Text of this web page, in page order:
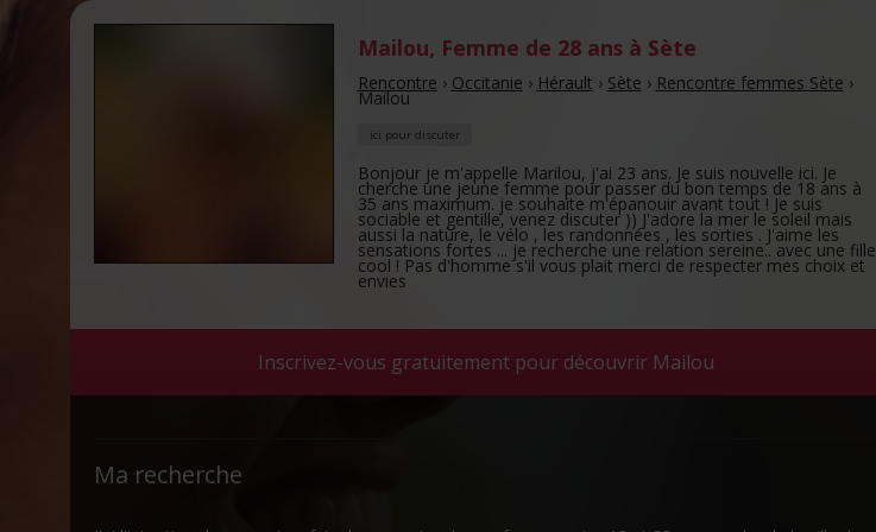
Mailou, Femme de 28 ansà Sète
Rencontre › Occitanie › Hérault › Sète › Rencontre femmes Sète ›
Mailou
ici pour discuter
Bonjour je m'appelle Marilou, j'ai 23 ans. Je suis nouvelle ici. Je
cherche une jeune femme pour passer du bon temps de 18 ans à
35 ans maximum. je souhaite m'épanouir avant tout ! Je suis
sociable et gentille, venez discuter )) J'adore la mer le soleil mais
aussi la nature, le vélo , les randonnées , les sorties . J'aime les
sensations fortes ... je recherche une relation sereine.. avec une fille
cool ! Pas d'homme s'il vous plait merci de respecter mes choix et
envies
Inscrivez-vous gratuitement pour découvrir Mailou
Ma recherche